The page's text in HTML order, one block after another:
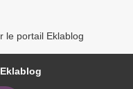
le portail Eklablog